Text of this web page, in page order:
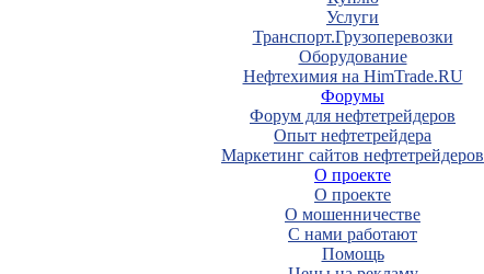
Услуги
Транспорт.Грузоперевозки
Оборудование
Нефтехимия на HimTrade.RU
Форумы
Форум для нефтетрейдеров
Опыт нефтетрейдера
Маркетинг сайтов нефтетрейдеров
О проекте
О проекте
О мошенничестве
С нами работают
Помощь